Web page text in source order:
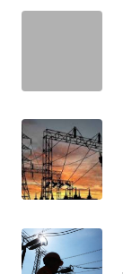
WN
MALUT
DAIRI